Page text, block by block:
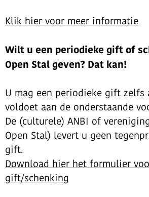
Klik hier voor meer informatie
Wilt u een periodieke gift of
Open Stal geven? Dat kan!
U mag een periodieke gift zelfs
voldoet aan de onderstaande
De (culturele) ANBI of
Open Stal) levert u geen
gift.
Download hier het formulier
gift/schenking